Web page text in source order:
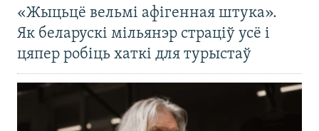
«Жыцьцё вельмі афігенная штука».
Як беларускі мільянэр страціў усё і
цяпер робіць хаткі для турыстаў